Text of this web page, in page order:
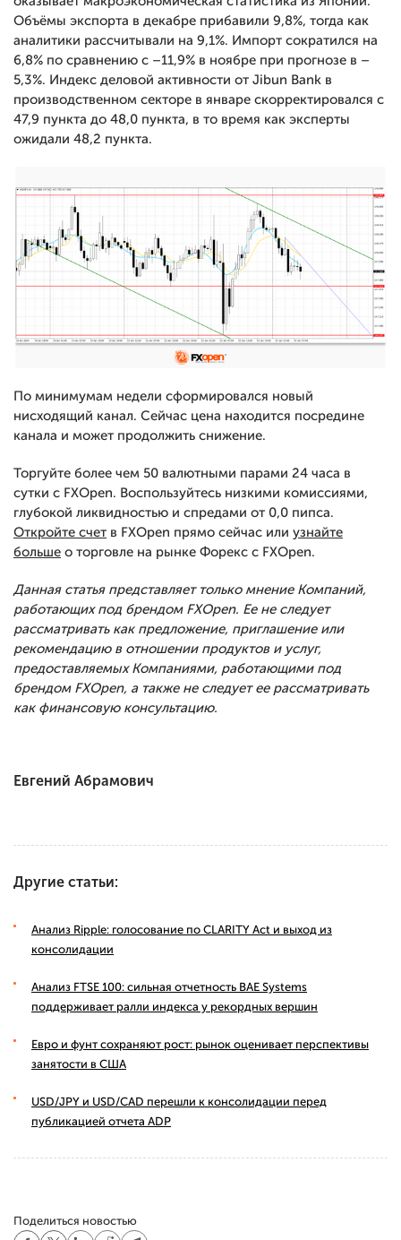
Объёмы экспорта в декабре прибавили 9,8%, тогда как
аналитики рассчитывали на 9,1%. Импорт сократился на
6,8% по сравнению с –11,9% в ноябре при прогнозе в –
5,3%. Индекс деловой активности от Jibun Bank в
производственном секторе в январе скорректировался с
47,9 пункта до 48,0 пункта, в то время как эксперты
ожидали 48,2 пункта.
По минимумам недели сформировался новый
нисходящий канал. Сейчас цена находится посредине
канала и может продолжить снижение.
Торгуйте более чем 50 валютными парами 24 часа в
сутки с FXOpen. Воспользуйтесь низкими комиссиями,
глубокой ликвидностью и спредами от 0,0 пипса.
Откройте счет в FXOpen прямо сейчас или узнайте
больше о торговле на рынке Форекс с FXOpen.
Данная статья представляет только мнение Компаний,
работающих под брендом FXOpen. Ее не следует
рассматривать как предложение, приглашение или
рекомендацию в отношении продуктов и услуг,
предоставляемых Компаниями, работающими под
брендом FXOpen, а также не следует ее рассматривать
как финансовую консультацию.
Евгений Абрамович
Другие статьи:
Анализ Ripple: голосование по CLARITY Act и выход из
консолидации
Анализ FTSE 100: сильная отчетность BAE Systems
поддерживает ралли индекса у рекордных вершин
Евро и фунт сохраняют рост: рынок оценивает перспективы
занятости в США
USD/JPY и USD/CAD перешли к консолидации перед
публикацией отчета ADP
Поделиться новостью